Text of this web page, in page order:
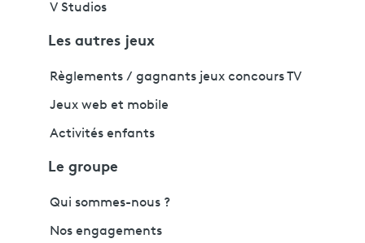
V Studios
Les autres jeux
Règlements / gagnants jeux concours TV
Jeux web et mobile
Activités enfants
Le groupe
Qui sommes-nous ?
Nos engagements